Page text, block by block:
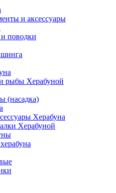
и аксессуары
поводки
рыбы Херабуной
(насадка)
Херабуна
Херабуной